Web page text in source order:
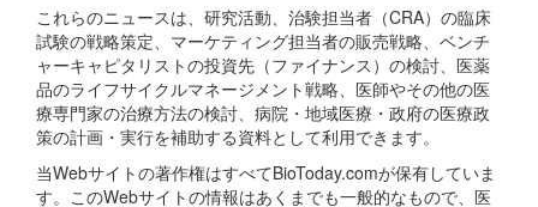
これらのニュースは、研究活動、治験担当者（CRA）の臨床
試験の戦略策定、マーケティング担当者の販売戦略、ベンチ
ャーキャピタリストの投資先（ファイナンス）の検討、医薬
品のライフサイクルマネージメント戦略、医師やその他の医
療専門家の治療方法の検討、病院・地域医療・政府の医療政
策の計画・実行を補助する資料として利用できます。
当Webサイトの著作権はすべてBioToday.comが保有していま
す。このWebサイトの情報はあくまでも一般的なもので、医